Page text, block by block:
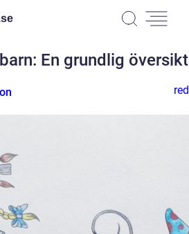
se
En grundlig översikt